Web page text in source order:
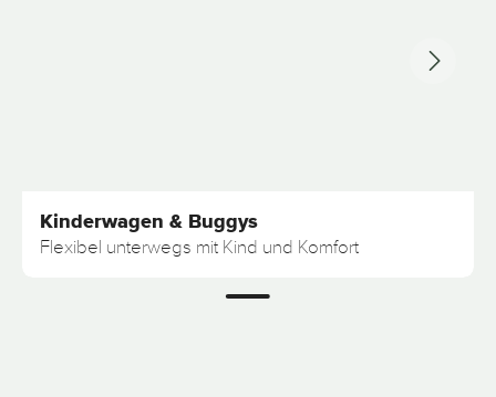
Kinderwagen & Buggys
Flexibel unterwegs mit Kind und Komfort